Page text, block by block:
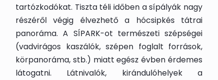
tartózkodókat. Tiszta téli időben a sípályák nagy
részéről végig élvezhető a hócsipkés tátrai
panoráma. A SÍPARK-ot természeti szépségei
(vadvirágos kaszálók, szépen foglalt források,
körpanoráma, stb.) miatt egész évben érdemes
látogatni. Látnivalók, kirándulóhelyek a